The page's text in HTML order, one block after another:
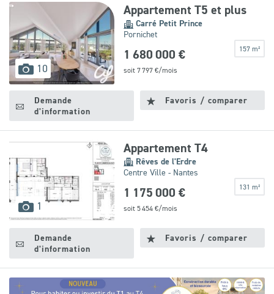
10 images
disponibles
Appartement T5 et plus
Carré Petit Prince
Pornichet
157 m²
1 680 000 €
soit 7 797€/mois
Demande
d'information
Favoris / comparer
1 images
disponibles
Appartement T4
Rêves de l'Erdre
Centre Ville - Nantes
131 m²
1 175 000 €
soit 5 454€/mois
Demande
d'information
Favoris / comparer